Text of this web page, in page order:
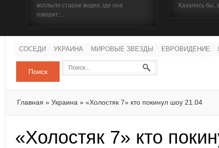
всплыло старое видео, где она
говорит:...
Казалось бы,
СОСЕДИ УКРАИНА МИРОВЫЕ ЗВЕЗДЫ ЕВРОВИДЕНИЕ
Поиск
Главная » Украина » «Холостяк 7» кто покинул шоу 21.04
«Холостяк 7» кто